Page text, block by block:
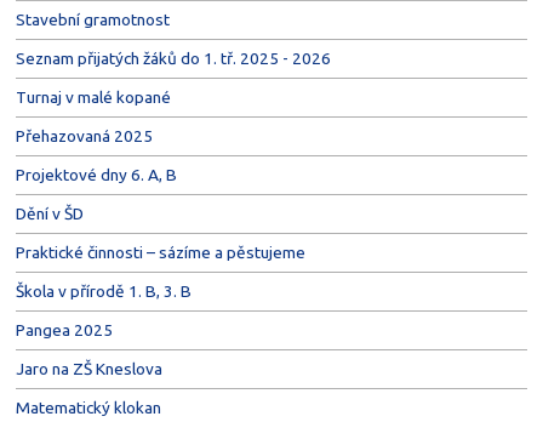
Stavební gramotnost
Seznam přijatých žáků do 1. tř. 2025 - 2026
Turnaj v malé kopané
Přehazovaná 2025
Projektové dny 6. A, B
Dění v ŠD
Praktické činnosti – sázíme a pěstujeme
Škola v přírodě 1. B, 3. B
Pangea 2025
Jaro na ZŠ Kneslova
Matematický klokan